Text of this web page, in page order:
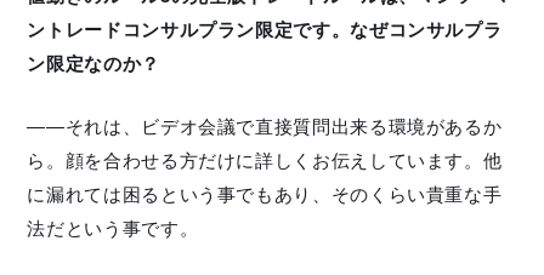
ントレードコンサルプラン限定です。なぜコンサルプラ
ン限定なのか？
——それは、ビデオ会議で直接質問出来る環境があるか
ら。顔を合わせる方だけに詳しくお伝えしています。他
に漏れては困るという事でもあり、そのくらい貴重な手
法だという事です。